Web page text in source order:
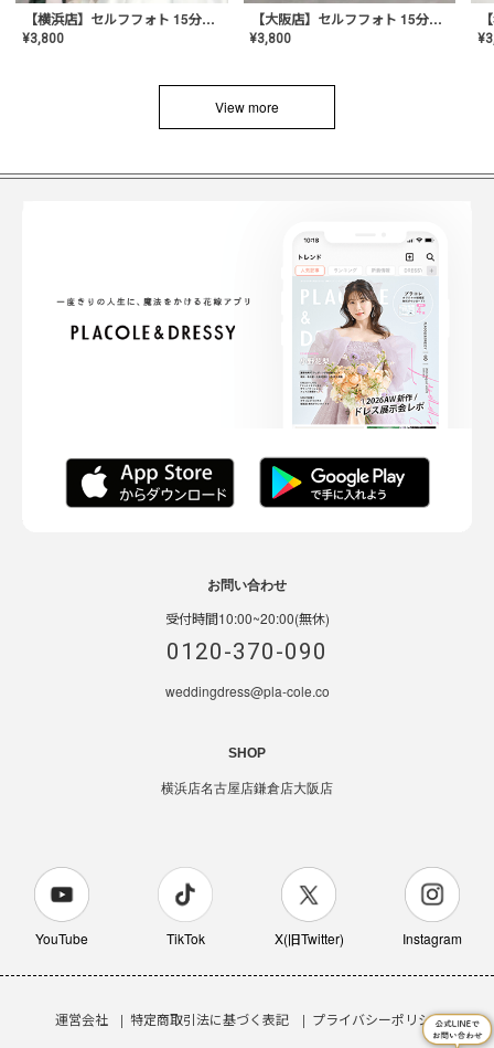
【横浜店】セルフフォト 15分撮り放題プラン
¥3,800
【大阪店】セルフフォト 15分撮り放題プラン
¥3,800 ¥
View more
お問い合わせ
受付時間10:00~20:00(無休)
0120-370-090
weddingdress@pla-cole.co
SHOP
横浜店名古屋店鎌倉店大阪店
YouTube TikTok X(旧Twitter) Instagram
運営会社 特定商取引法に基づく表記
プライバシーポリシー